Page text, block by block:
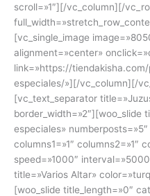
scroll=»1″][/vc_column][/
[vc_single_image
alignment=»center»
link=»https://
especiales/»][/vc_column][/
[vc_text_separator
border_width=»2″][woo_slide
especiales» numberposts=»5″
columns1=»1″ columns2=»1″
speed=»1000″
title=»Varios Altar»
[woo_slide title_length=»0″